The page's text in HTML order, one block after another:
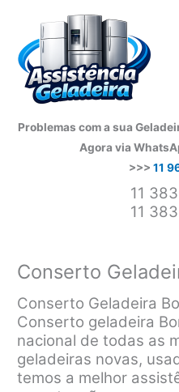
conteúdo
Problemas com a sua
Agora via
>>> 11
11
11
Conserto
Conserto Geladeira
Conserto geladeira
nacional de todas as
geladeiras novas,
temos a melhor